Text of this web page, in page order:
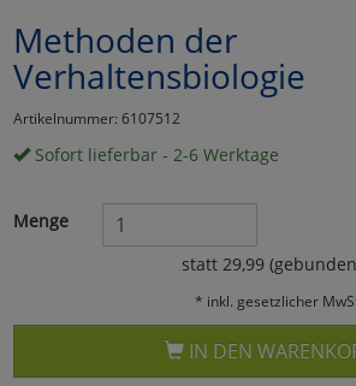
Methoden der
Verhaltensbiologie
Artikelnummer: 6107512
Sofort lieferbar - 2-6 Werktage
Menge
statt 29,99
* inkl. gesetzlicher
IN DEN
Marketing
Umfragetools
Cookies
Alle Akzeptieren
Cookies
Einstellungen
zurückzu